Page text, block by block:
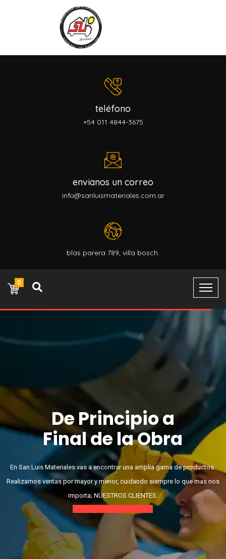
teléfono
+54 011 4844-3675
envianos un correo
info@sanluismateriales.com.ar
blas parera 789, villa bosch.
0